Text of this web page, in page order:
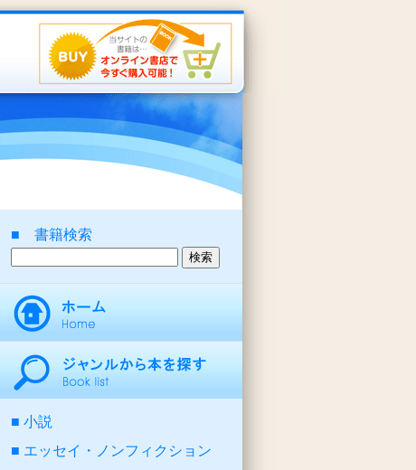
■ 書籍検索
小説
エッセイ・ノンフィクション